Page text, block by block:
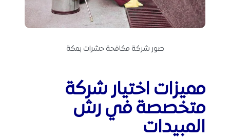
صور شركة مكافحة حشرات بمكة
مميزات اختيار شركة
متخصصة في رش
المبيدات